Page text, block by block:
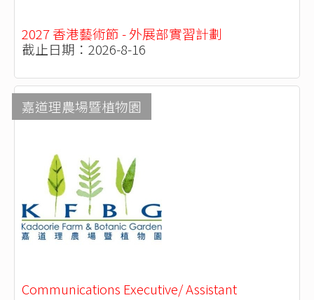
2027 香港藝術節 - 外展部實習計劃
截止日期：2026-8-16
嘉道理農場暨植物園
Communications Executive/ Assistant